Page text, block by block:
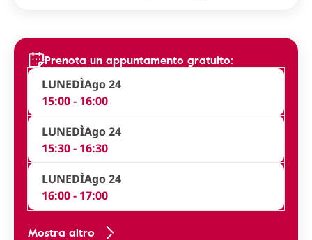
Prenota un appuntamento gratuito:
LUNEDÌAgo 24
15:00 - 16:00
LUNEDÌAgo 24
15:30 - 16:30
LUNEDÌAgo 24
16:00 - 17:00
Mostra altro